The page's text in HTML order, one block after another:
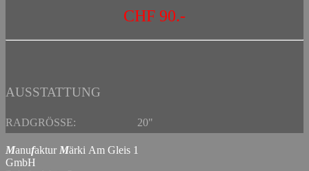
CHF 90.-
AUSSTATTUNG
RADGRÖSSE: 20"
Manufaktur Märki Am Gleis 1
GmbH